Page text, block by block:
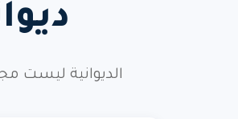
الديوانية ليست